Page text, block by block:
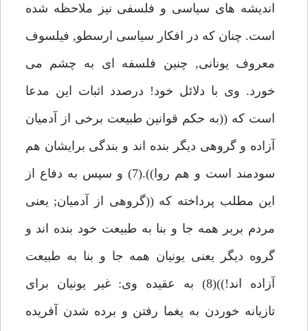
انديشه هاى سياسى و فلسفى نيز ملاحظه شده
است. چنان كه در افكار سياسى ارسطو, فيلسوف
معروف يونانى, چنين فلسفه اى به چشم مى
خورد. وى با دلائل خود! درصدد اثبات اين مدعا
است كه ((به حكم قوانين طبيعت برخى از آدميان
آزاده و گروهى ديگر بنده اند و بندگى برايشان هم
سودمند است و هم روا)).(7) و سپس به دفاع از
اين مطلب پرداخته كه ((گروهى از آدميان; يعنى
مردم بربر همه جا و بنا به طبيعت خود بنده اند و
گروه ديگر يعنى يونيان همه جا و بنا به طبيعت
آزاده اند!))(8) به عقيده وى: غير يونيان براى
تازيانه خوردن به يغما رفتن و برده شدن آفريده